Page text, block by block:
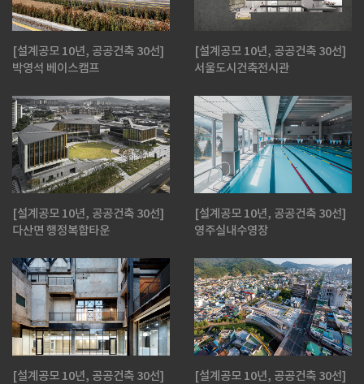
[설계공모 10년, 공공건축 30선]
박영석 베이스캠프
[설계공모 10년, 공공건축 30선]
서울도시건축전시관
[설계공모 10년, 공공건축 30선]
다산면 행정복합타운
[설계공모 10년, 공공건축 30선]
영주실내수영장
[설계공모 10년, 공공건축 30선]
[설계공모 10년, 공공건축 30선]